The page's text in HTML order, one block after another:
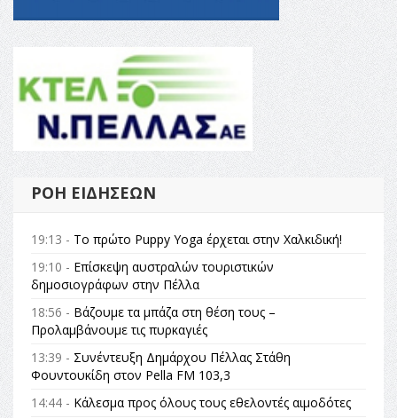
ΡΟΉ ΕΙΔΉΣΕΩΝ
19:13 - Το πρώτο Puppy Yoga έρχεται στην Χαλκιδική!
19:10 - Επίσκεψη αυστραλών τουριστικών
δημοσιογράφων στην Πέλλα
18:56 - Βάζουμε τα μπάζα στη θέση τους –
Προλαμβάνουμε τις πυρκαγιές
13:39 - Συνέντευξη Δημάρχου Πέλλας Στάθη
Φουντουκίδη στον Pella FM 103,3
14:44 - Κάλεσμα προς όλους τους εθελοντές αιμοδότες